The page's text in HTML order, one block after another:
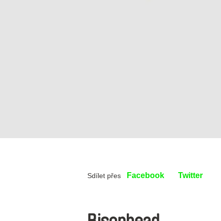
Sdílet přes Facebook Twitter